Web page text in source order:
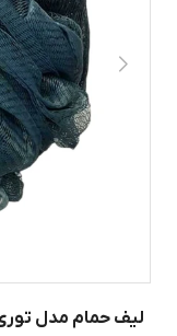
لیف حمام مدل